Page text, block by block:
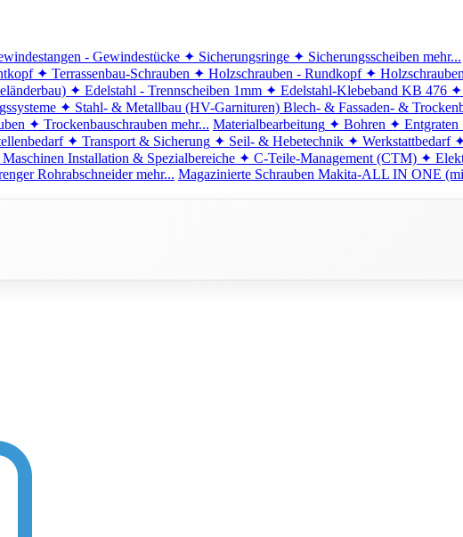
- Gewindestücke ✦ Sicherungsringe ✦ Sicherungsscheiben mehr...
✦ Terrassenbau-Schrauben ✦ Holzschrauben - Rundkopf ✦
✦ Edelstahl - Trennscheiben 1mm ✦ Edelstahl-Klebeband KB 476 ✦
✦ Stahl- & Metallbau (HV-Garnituren) Blech- & Fassaden- &
✦ Trockenbauschrauben mehr... Materialbearbeitung ✦ Bohren ✦ Entgraten
✦ Transport & Sicherung ✦ Seil- & Hebetechnik ✦ Werkstattbedarf
Installation & Spezialbereiche ✦ C-Teile-Management (CTM) ✦
Rohrabschneider mehr... Magazinierte Schrauben Makita-ALL IN ONE